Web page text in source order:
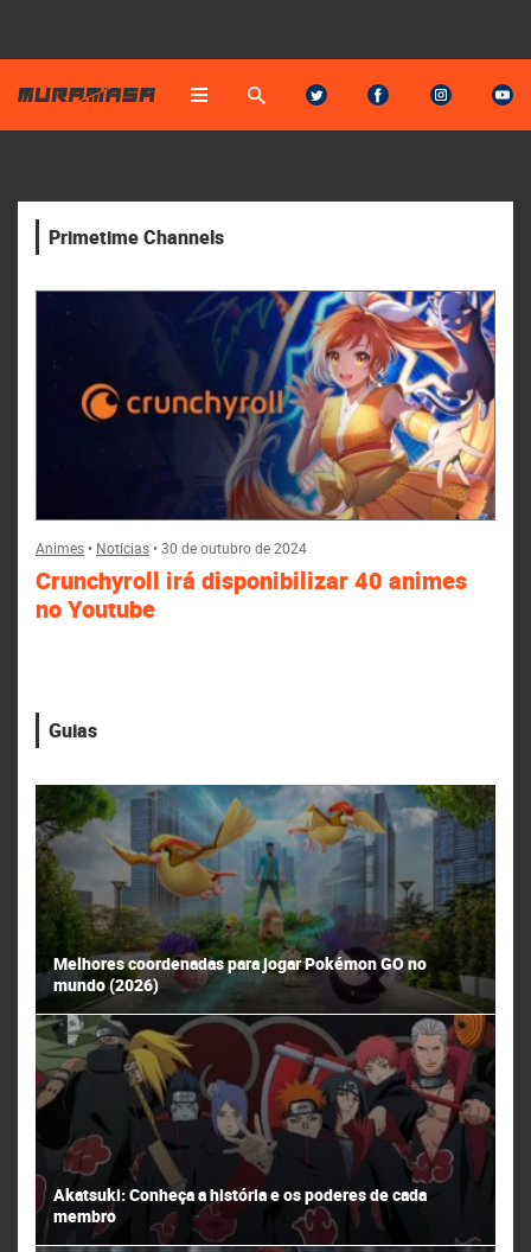
Primetime Channels
Animes• Notícias•30 de outubro de 2024
Crunchyroll irá disponibilizar 40 animes
no Youtube
Guias
Melhores coordenadas para jogar Pokémon GO no
mundo (2026)
Akatsuki: Conheça a história e os poderes de cada
membro